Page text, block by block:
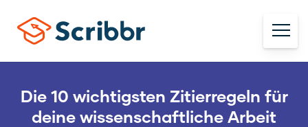
Die 10 wichtigsten Zitierregeln für
deine wissenschaftliche Arbeit